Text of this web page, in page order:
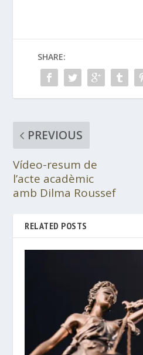
SHARE:
PREVIOUS
Vídeo-resum de
l’acte acadèmic
amb Dilma Roussef
RELATED POSTS